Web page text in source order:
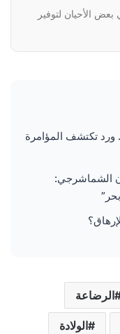
بعض الأحيان لتوفير
| مسلسل «ليل» الحلقة 51.. ورد تكتشف المؤامرة
الشماشرجي:
الرضاعة
الولادة